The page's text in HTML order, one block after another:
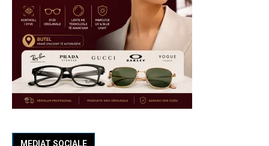
MEDIAT SOCIALE